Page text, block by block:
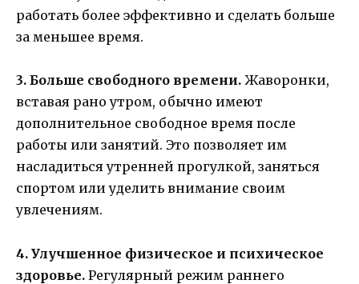
работать более эффективно и сделать больше
за меньшее время.
3. Больше свободного времени. Жаворонки,
вставая рано утром, обычно имеют
дополнительное свободное время после
работы или занятий. Это позволяет им
насладиться утренней прогулкой, заняться
спортом или уделить внимание своим
увлечениям.
4. Улучшенное физическое и психическое
здоровье. Регулярный режим раннего